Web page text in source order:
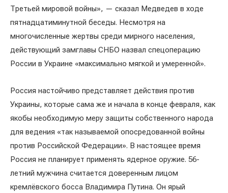
Третьей мировой войны», — сказал Медведев в ходе
пятнадцатиминутной беседы. Несмотря на
многочисленные жертвы среди мирного населения,
действующий замглавы СНБО назвал спецоперацию
России в Украине «максимально мягкой и умеренной».
Россия настойчиво представляет действия против
Украины, которые сама же и начала в конце февраля, как
якобы необходимую меру защиты собственного народа
для ведения «так называемой опосредованной войны
против Российской Федерации». В настоящее время
Россия не планирует применять ядерное оружие. 56-
летний мужчина считается доверенным лицом
кремлёвского босса Владимира Путина. Он ярый